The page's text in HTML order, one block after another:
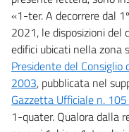
«1-ter. A decorrere dal
2021, le disposizioni del
edifici ubicati nella zona
Presidente del
2003, pubblicata nel
Gazzetta Ufficiale n.
1-quater. Qualora dalla